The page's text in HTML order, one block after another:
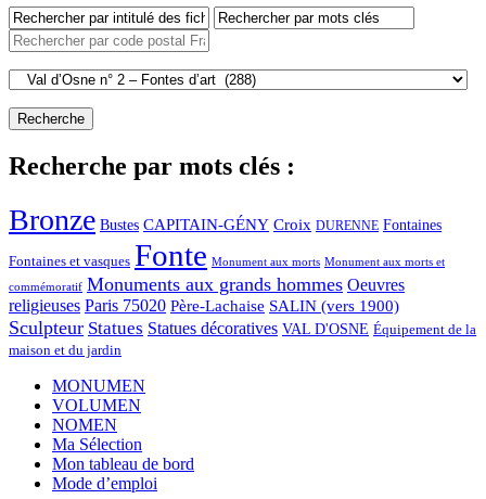
Recherche par mots clés :
Bronze Bustes CAPITAIN-GÉNY Croix DURENNE Fontaines
Fontaines et vasques Fonte Monument aux morts Monument aux morts et
commémoratif Monuments aux grands hommes Oeuvres
religieuses Paris 75020 Père-Lachaise SALIN (vers 1900)
Sculpteur Statues Statues décoratives VAL D'OSNE Équipement de la
maison et du jardin
MONUMEN
VOLUMEN
NOMEN
Ma Sélection
Mon tableau de bord
Mode d’emploi